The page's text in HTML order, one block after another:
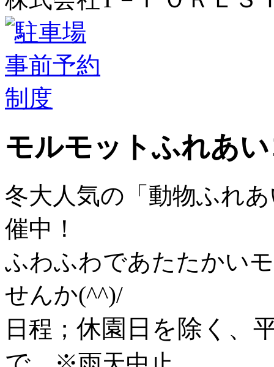
モルモットふれあ
冬大人気の「動物ふれ
催中！
ふわふわであたたかい
せんか(^^)/
日程； 休園日を除く、